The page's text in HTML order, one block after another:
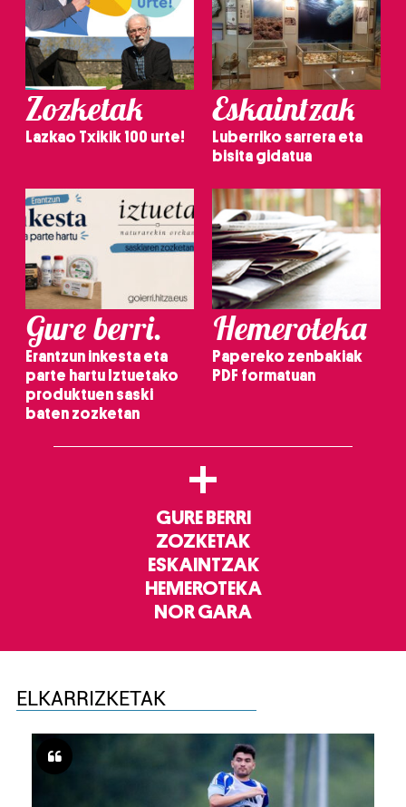
Zozketak
Lazkao Txikik 100 urte!
Eskaintzak
Luberriko sarrera eta
bisita gidatua
Gure berri.
Erantzun inkesta eta
parte hartu Iztuetako
produktuen saski
baten zozketan
Hemeroteka
Papereko zenbakiak
PDF formatuan
+
GURE BERRI
ZOZKETAK
ESKAINTZAK
HEMEROTEKA
NOR GARA
ELKARRIZKETAK